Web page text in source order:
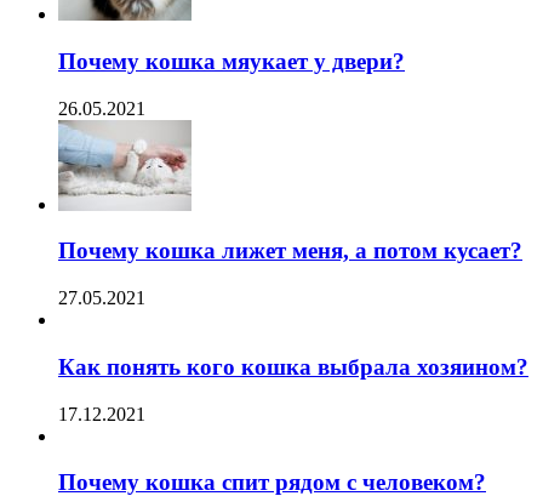
Почему кошка мяукает у двери?
26.05.2021
Почему кошка лижет меня, а потом кусает?
27.05.2021
Как понять кого кошка выбрала хозяином?
17.12.2021
Почему кошка спит рядом с человеком?